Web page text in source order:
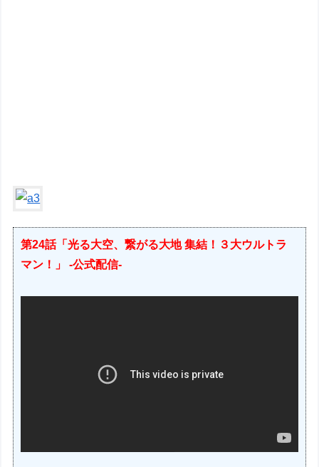
第24話「光る大空、繋がる大地 集結！３大ウルトラ
マン！」 -公式配信-